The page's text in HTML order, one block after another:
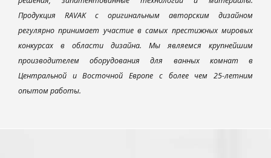
Продукция RAVAK с оригинальным авторским дизайном
регулярно принимает участие в самых престижных мировых
конкурсах в области дизайна. Мы являемся крупнейшим
производителем оборудования для ванных комнат в
Центральной и Восточной Европе с более чем 25-летним
опытом работы.